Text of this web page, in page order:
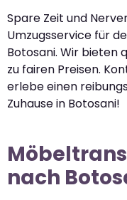
Spare Zeit und
Umzugsservice für
Botosani. Wir bieten
zu fairen Preisen.
erlebe einen
Zuhause in Botosani!
nach